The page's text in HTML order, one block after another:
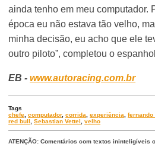
ainda tenho em meu computador.
época eu não estava tão velho,
minha decisão, eu acho que ele
outro piloto”, completou o
EB -www.autoracing.com.br
Tags
chefe ,computador,corrida ,experiência ,fernando
red bull
,Sebastian Vettel ,velho
ATENÇÃO: Comentários com textos ininteligíveis